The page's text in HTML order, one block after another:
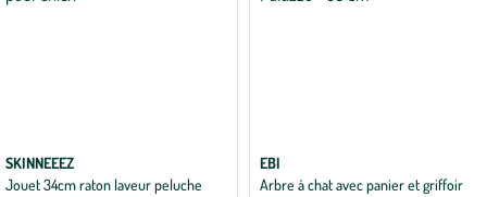
SKINNEEEZ
Jouet 34cm raton laveur peluche
EBI
Arbre à chat avec panier et griffoir